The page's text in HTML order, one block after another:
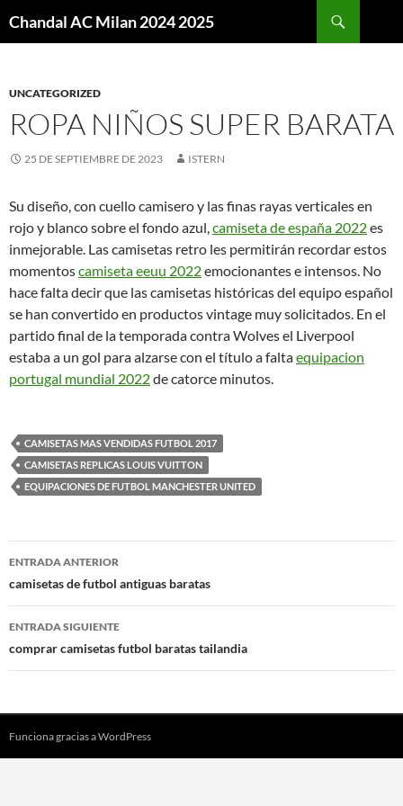
Chandal AC Milan 2024 2025
UNCATEGORIZED
ROPA NIÑOS SUPER BARATA
25 DE SEPTIEMBRE DE 2023 ISTERN
Su diseño, con cuello camisero y las finas rayas verticales en
rojo y blanco sobre el fondo azul,camiseta de españa 2022es
inmejorable. Las camisetas retro les permitirán recordar estos
momentoscamiseta eeuu 2022emocionantes e intensos. No
hace falta decir que las camisetas históricas del equipo español
se han convertido en productos vintage muy solicitados. En el
partido final de la temporada contra Wolves el Liverpool
estaba a un gol para alzarse con el título a faltaequipacion
portugal mundial 2022de catorce minutos.
CAMISETAS MAS VENDIDAS FUTBOL 2017
CAMISETAS REPLICAS LOUIS VUITTON
EQUIPACIONES DE FUTBOL MANCHESTER UNITED
Navegación
de
entradas
ENTRADA ANTERIOR
camisetas de futbol antiguas baratas
ENTRADA SIGUIENTE
comprar camisetas futbol baratas tailandia
Funciona gracias a WordPress